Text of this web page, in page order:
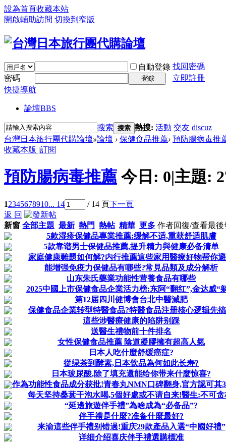
設為首頁收藏本站
開啟輔助訪問 切換到窄版
自動登錄 找回密碼
密碼
登錄
立即註冊
快捷導航
論壇BBS
搜索 搜索 熱搜: 活動 交友 discuz
台灣日本旅行團代購論壇»論壇 › 保健食品推薦› 預防腸病毒推
收藏本版 |訂閱
預防腸病毒推薦 今日: 0|主題:
12345678910... 14 / 14 頁下一頁
返 回
新窗 全部主題 最新 熱門 熱帖 精華 更多 作者回復/查看最後
5款湿疹保健品專業推薦:缓解不适,重获舒适肌膚
5款靠谱男士保健品推薦,提升精力與健康必备清单
家庭健康難題如何解?内行推薦這些家用醫療好物帮你
能增强免疫力保健品有哪些?常見品類及成分解析
山东朱氏藥業功能性营養食品有哪些
2025中國上市保健食品企業活力榜:东阿“翻红”,金达威“
第12届四川健博會台北中醫減肥
保健食品企業转型特醫食品?特醫食品注册核心逻辑先
這些涉醫療健康的陷阱别踩
送醫生禮物前十件排名
女性保健食品推薦 陰道凝膠擁有超高人氣
日本人吃什麼舒缓癌症?
從绿茶到酵素,日本饮品為何如此长寿?
日本玻尿酸,除了填充還能给你带来什麼惊喜?
作為功能性食品成分获批!青春丸NMN口碑翻身,官方認可其
每天坚持桑葚干泡水喝,5個好處或不请自来!醫生:不可贪
“延邊旅遊伴手禮”為啥成為“必备品”?
伴手禮是什麼?准备什麼最好?
来渝這些伴手禮别错過!重庆29款產品入選“中國好禮”
详细介绍喜庆伴手禮選購標准